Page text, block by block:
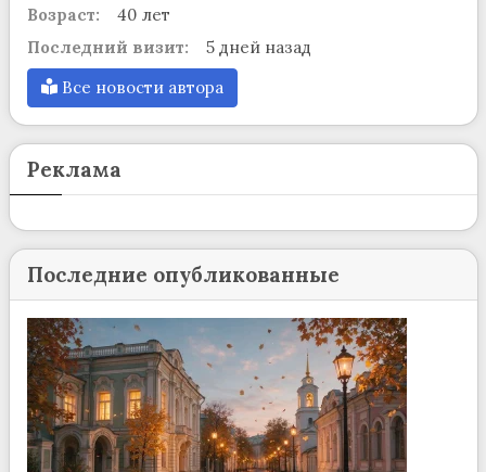
Возраст:
40 лет
Последний визит:
5 дней назад
Все новости автора
Реклама
Последние опубликованные